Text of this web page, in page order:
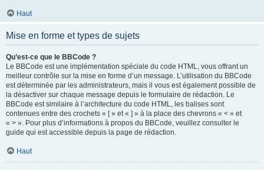
Haut
Mise en forme et types de sujets
Qu’est-ce que le BBCode ?
Le BBCode est une implémentation spéciale du code HTML, vous offrant un
meilleur contrôle sur la mise en forme d’un message. L’utilisation du BBCode
est déterminée par les administrateurs, mais il vous est également possible de
la désactiver sur chaque message depuis le formulaire de rédaction. Le
BBCode est similaire à l’architecture du code HTML, les balises sont
contenues entre des crochets « [ » et « ] » à la place des chevrons « < » et
« > ». Pour plus d’informations à propos du BBCode, veuillez consulter le
guide qui est accessible depuis la page de rédaction.
Haut